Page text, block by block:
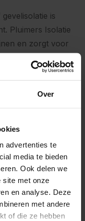
Over
advertenties te
media te bieden
Ook delen we
site met onze
en analyse. Deze
met andere
of die ze hebben
is
Pluimers Isolatie
en zorgt voor
en foto’s
u de ISDE-
aanvraag